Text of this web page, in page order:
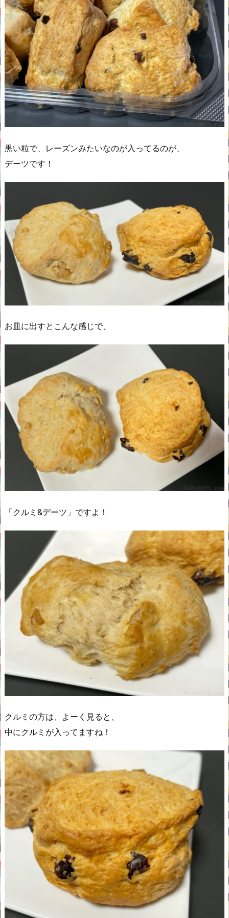
黒い粒で、レーズンみたいなのが入ってるのが、
デーツです！
お皿に出すとこんな感じで、
「クルミ&デーツ」ですよ！
クルミの方は、よーく見ると、
中にクルミが入ってますね！